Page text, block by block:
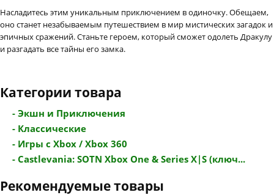
Насладитесь этим уникальным приключением в одиночку. Обещаем,
оно станет незабываемым путешествием в мир мистических загадок и
эпичных сражений. Станьте героем, который сможет одолеть Дракулу
и разгадать все тайны его замка.
Категории товара
- Экшн и Приключения
- Классические
- Игры с Xbox / Xbox 360
- Castlevania: SOTN Xbox One & Series X|S (ключ...
Рекомендуемые товары